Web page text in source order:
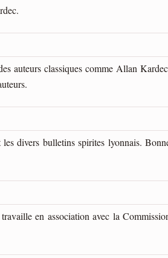
auteurs classiques comme Allan
divers bulletins spirites lyonnais.
en association avec la